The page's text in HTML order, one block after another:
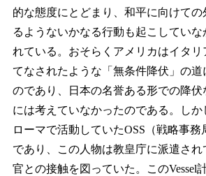
的な態度にとどまり、和平に向けて
るようないかなる行動も起こしてい
れている。おそらくアメリカはイタリ
てなされたような「無条件降伏」の道
のであり、日本の名誉ある形での降伏
には考えていなかったのである。し
ローマで活動していたOSS（戦略事
であり、この人物は教皇庁に派遣さ
官との接触を図っていた。このVessel